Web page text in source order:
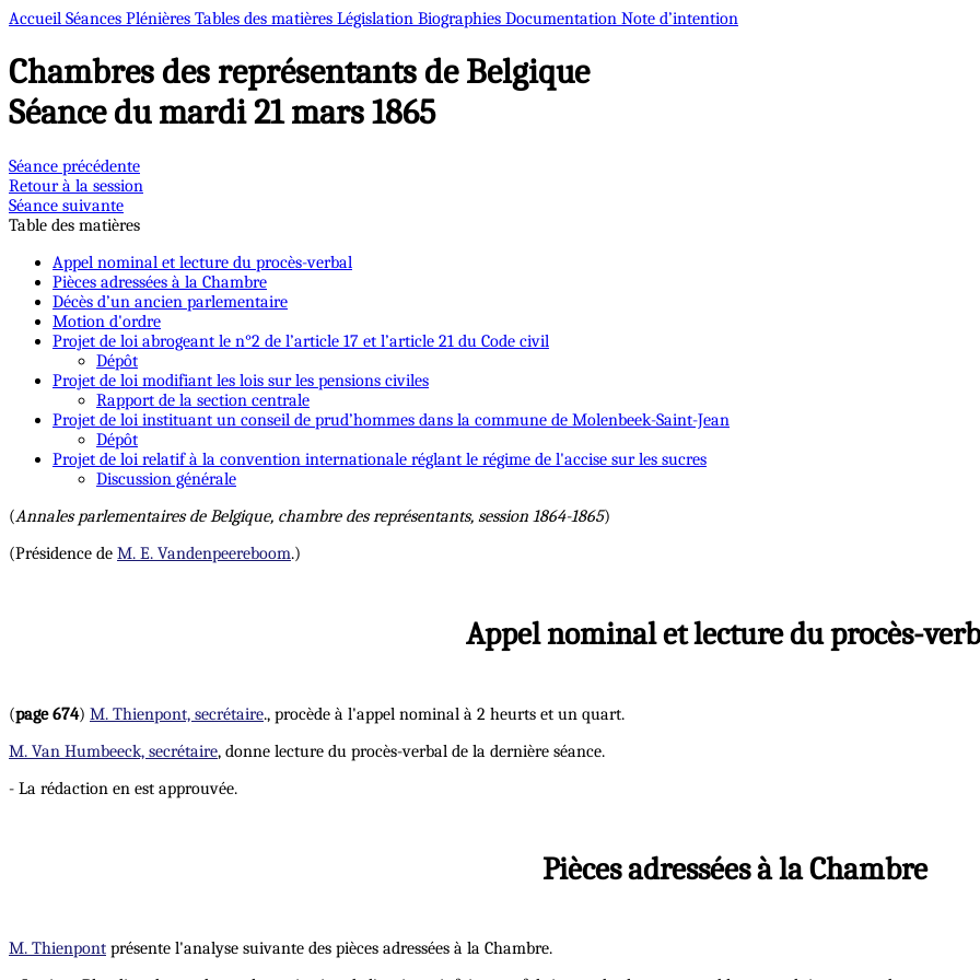
Accueil Séances Plénières Tables des matières Législation Biographies Documentation Note d’intention
Chambres des représentants de Belgique
Séance du mardi 21 mars 1865
Séance précédente
Retour à la session
Séance suivante
Table des matières
Appel nominal et lecture du procès-verbal
Pièces adressées à la Chambre
Décès d’un ancien parlementaire
Motion d'ordre
Projet de loi abrogeant le n°2 de l’article 17 et l’article 21 du Code civil
Dépôt
Projet de loi modifiant les lois sur les pensions civiles
Rapport de la section centrale
Projet de loi instituant un conseil de prud’hommes dans la commune de Molenbeek-Saint-Jean
Dépôt
Projet de loi relatif à la convention internationale réglant le régime de l'accise sur les sucres
Discussion générale
(Annales parlementaires de Belgique, chambre des représentants, session 1864-1865)
(Présidence de M. E. Vandenpeereboom.)
Appel nominal et lecture du procès-
(page 674) M. Thienpont, secrétaire., procède à l'appel nominal à 2 heurts et un quart.
M. Van Humbeeck, secrétaire, donne lecture du procès-verbal de la dernière séance.
- La rédaction en est approuvée.
Pièces adressées à la Chambre
M. Thienpont présente l'analyse suivante des pièces adressées à la Chambre.